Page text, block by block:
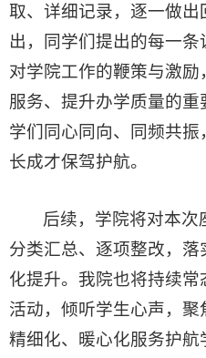
取、详细记录，逐一做
出，同学们提出的每一
对学院工作的鞭策与激
服务、提升办学质量的
学们同心同向、同频共
长成才保驾护航。
后续，学院将对本次
分类汇总、逐项整改，
化提升。我院也将持续
活动，倾听学生心声，
精细化、暖心化服务护